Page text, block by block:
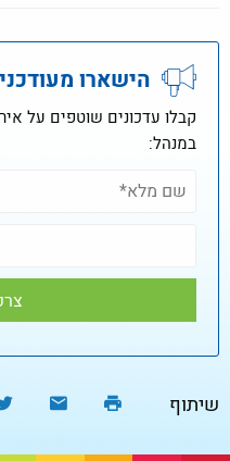
הישארו
קבלו עדכונים שוטפים על
במנהל:
שיתוף